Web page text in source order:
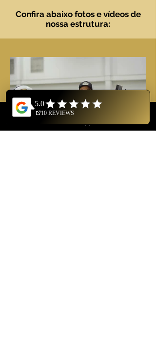
Confira abaixo fotos e vídeos de
nossa estrutura: